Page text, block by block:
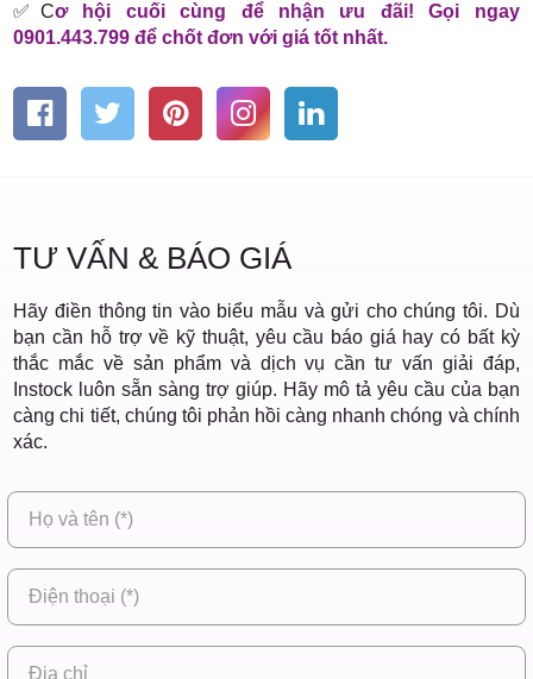
✅Cơ hội cuối cùng để nhận ưu đãi! Gọi ngay
0901.443.799 để chốt đơn với giá tốt nhất.
TƯ VẤN & BÁO GIÁ
Hãy điền thông tin vào biểu mẫu và gửi cho chúng tôi. Dù
bạn cần hỗ trợ về kỹ thuật, yêu cầu báo giá hay có bất kỳ
thắc mắc về sản phẩm và dịch vụ cần tư vấn giải đáp,
Instock luôn sẵn sàng trợ giúp. Hãy mô tả yêu cầu của bạn
càng chi tiết, chúng tôi phản hồi càng nhanh chóng và chính
xác.